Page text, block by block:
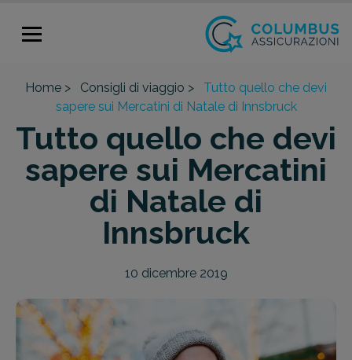
Home > Consigli di viaggio >
Tutto quello che devi
sapere sui Mercatini di Natale di Innsbruck
Tutto quello che devi
sapere sui Mercatini
di Natale di
Innsbruck
10 dicembre 2019